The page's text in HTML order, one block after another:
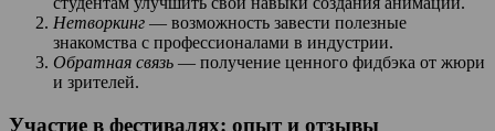
Нетворкинг — возможность завести полезные
знакомства с профессионалами в индустрии.
Обратная связь — получение ценного фидбэка от жюри
и зрителей.
Участие в фестивалях: опыт и отзывы